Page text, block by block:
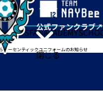
閉じる
GOODSFANACADEMY
オーセンティックユニフォームのお知らせ